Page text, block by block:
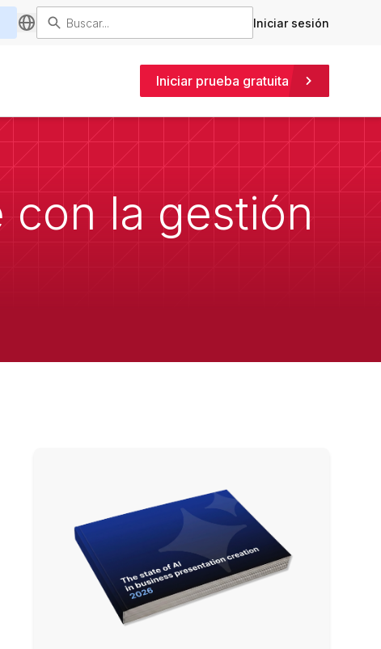
Iniciar sesión
Iniciar prueba gratuita
la gestión